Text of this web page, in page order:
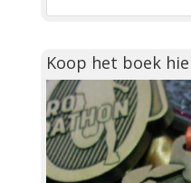
Koop het boek